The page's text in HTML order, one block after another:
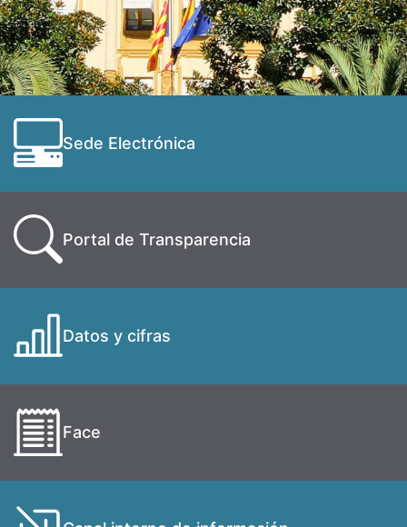
Sede Electrónica
Portal de Transparencia
Datos y cifras
Face